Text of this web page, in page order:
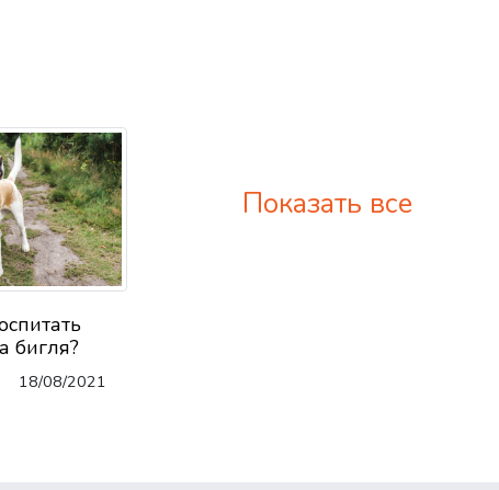
бигля?
18/08/2021
Показать все